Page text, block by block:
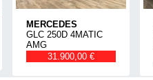
MERCEDES
GLC 250D 4MATIC
AMG
31.900,00 €